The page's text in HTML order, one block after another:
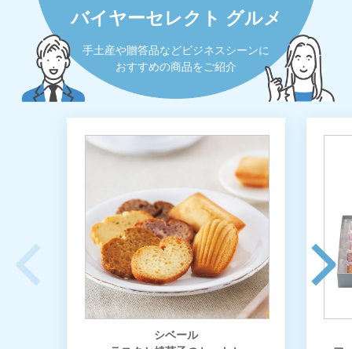
バイヤーセレクト グルメ
手土産や贈答品などビジネスシーンに
おすすめの商品をご紹介
シベール